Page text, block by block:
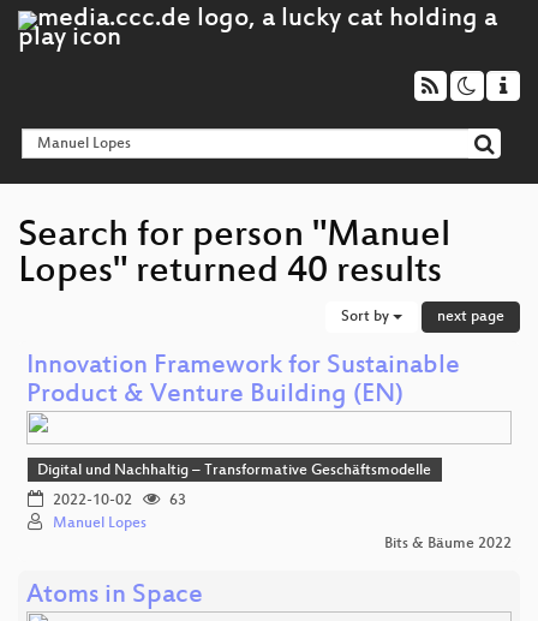
Search for person "Manuel
Lopes" returned 40 results
Sort by next page
Innovation Framework for Sustainable
Product & Venture Building (EN)
Digital und Nachhaltig – Transformative Geschäftsmodelle
2022-10-02
63
Manuel Lopes
Bits & Bäume 2022
Atoms in Space